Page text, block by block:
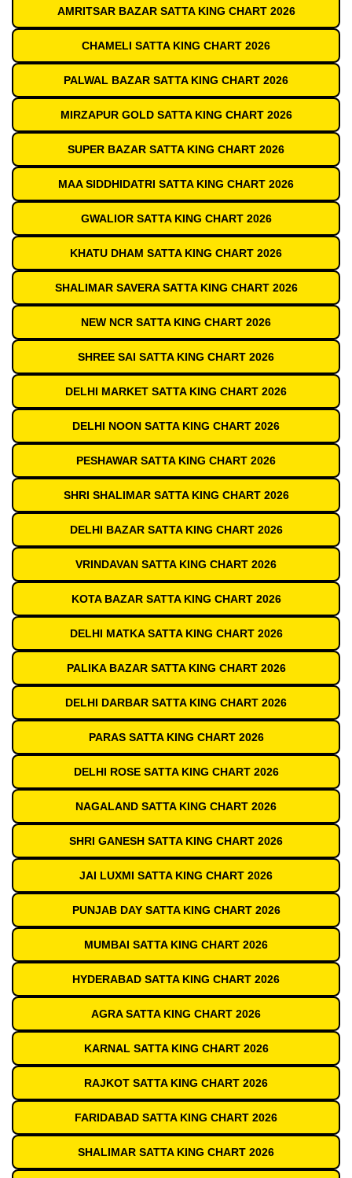
AMRITSAR BAZAR SATTA KING CHART 2026
CHAMELI SATTA KING CHART 2026
PALWAL BAZAR SATTA KING CHART 2026
MIRZAPUR GOLD SATTA KING CHART 2026
SUPER BAZAR SATTA KING CHART 2026
MAA SIDDHIDATRI SATTA KING CHART 2026
GWALIOR SATTA KING CHART 2026
KHATU DHAM SATTA KING CHART 2026
SHALIMAR SAVERA SATTA KING CHART 2026
NEW NCR SATTA KING CHART 2026
SHREE SAI SATTA KING CHART 2026
DELHI MARKET SATTA KING CHART 2026
DELHI NOON SATTA KING CHART 2026
PESHAWAR SATTA KING CHART 2026
SHRI SHALIMAR SATTA KING CHART 2026
DELHI BAZAR SATTA KING CHART 2026
VRINDAVAN SATTA KING CHART 2026
KOTA BAZAR SATTA KING CHART 2026
DELHI MATKA SATTA KING CHART 2026
PALIKA BAZAR SATTA KING CHART 2026
DELHI DARBAR SATTA KING CHART 2026
PARAS SATTA KING CHART 2026
DELHI ROSE SATTA KING CHART 2026
NAGALAND SATTA KING CHART 2026
SHRI GANESH SATTA KING CHART 2026
JAI LUXMI SATTA KING CHART 2026
PUNJAB DAY SATTA KING CHART 2026
MUMBAI SATTA KING CHART 2026
HYDERABAD SATTA KING CHART 2026
AGRA SATTA KING CHART 2026
KARNAL SATTA KING CHART 2026
RAJKOT SATTA KING CHART 2026
FARIDABAD SATTA KING CHART 2026
SHALIMAR SATTA KING CHART 2026